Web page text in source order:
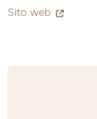
Sito web